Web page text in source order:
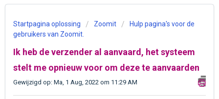
Startpagina oplossing Zoomit
Hulp pagina's voor de
gebruikers van Zoomit.
Ik heb de verzender al aanvaard, het systeem
stelt me opnieuw voor om deze te aanvaarden
Gewijzigd op: Ma, 1 Aug, 2022 om 11:29 AM